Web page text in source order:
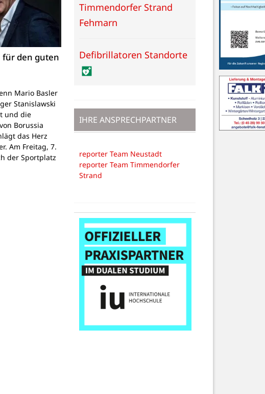
für den guten
Mario Basler
Stanislawski
und die
Borussia
das Herz
Am Freitag, 7.
der Sportplatz
Timmendorfer Strand
Fehmarn
Defibrillatoren Standorte
IHRE ANSPRECHPARTNER
reporter Team Neustadt
reporter Team Timmendorfer
Strand